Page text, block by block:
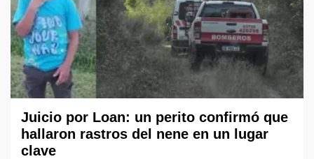
Juicio por Loan: un perito confirmó que
hallaron rastros del nene en un lugar
clave